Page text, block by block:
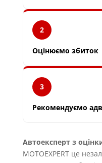
2
Оцінюємо збиток
3
Рекомендуємо
Автоексперт з
MOTOEXPERT це